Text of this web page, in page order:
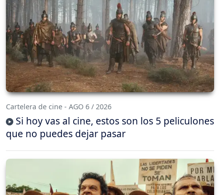
Cartelera de cine - AGO 6 / 2026
Si hoy vas al cine, estos son los 5 peliculones
que no puedes dejar pasar